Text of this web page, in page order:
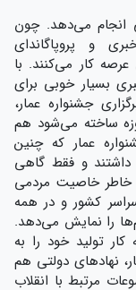
انجام می‌دهد. چون
و پروپاگاندای
کار می‌کنند. با
بسیار خوبی برای
جشنواره عمار،
ساخته می‌شود هم
عمار که چنین
و فقط گاهی
خاطر خاصیت مردمی
کشور و در همه
را نمایش می‌دهد.
کار تولید خود را به
نهادهای دولتی هم
مرتبط با انقلاب